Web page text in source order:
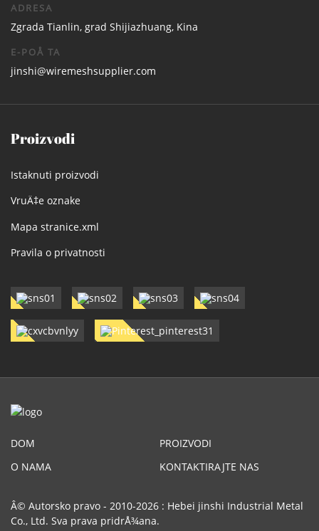
ADRESA
Zgrada Tianlin, grad Shijiazhuang, Kina
E-POÅ TA
jinshi@wiremeshsupplier.com
Proizvodi
Istaknuti proizvodi
VruÄ‡e oznake
Mapa stranice.xml
Pravila o privatnosti
DOM
PROIZVODI
O NAMA
KONTAKTIRAJTE NAS
Â© Autorsko pravo - 2010-2026 : Hebei jinshi Industrial Metal
Co., Ltd. Sva prava pridrÅ¾ana.